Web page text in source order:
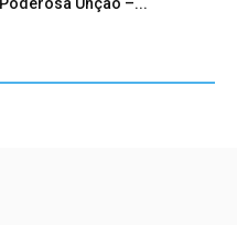
Poderosa Unção –...